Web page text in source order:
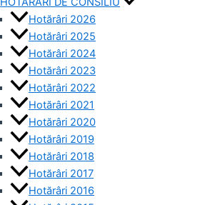
Hotărâri 2026
Hotărâri 2025
Hotărâri 2024
Hotărâri 2023
Hotărâri 2022
Hotărâri 2021
Hotărâri 2020
Hotărâri 2019
Hotărâri 2018
Hotărâri 2017
Hotărâri 2016